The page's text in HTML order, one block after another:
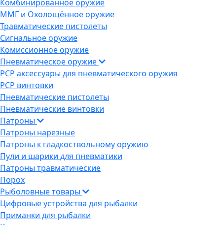
Комбинированное оружие
ММГ и Охолощённое оружие
Травматические пистолеты
Сигнальное оружие
Комиссионное оружие
Пневматическое оружие
PCP аксессуары для пневматического оружия
PCP винтовки
Пневматические пистолеты
Пневматические винтовки
Патроны
Патроны нарезные
Патроны к гладкоствольному оружию
Пули и шарики для пневматики
Патроны травматические
Порох
Рыболовные товары
Цифровые устройства для рыбалки
Приманки для рыбалки